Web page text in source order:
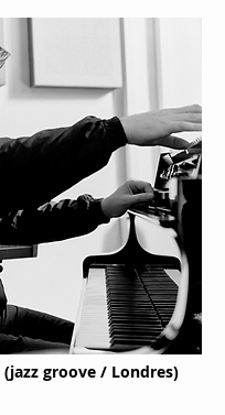
(jazz groove / Londres)